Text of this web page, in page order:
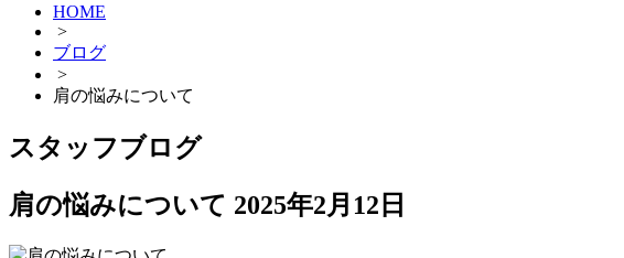
HOME
>
ブログ
>
肩の悩みについて
スタッフブログ
肩の悩みについて 2025年2月12日